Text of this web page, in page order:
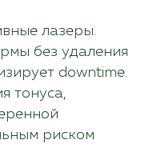
лазеры.
без удаления
downtime.
тонуса,
риском